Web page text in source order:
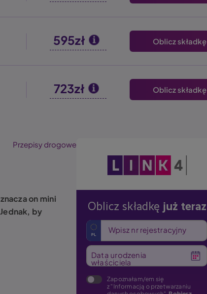
595zł Oblicz składkę
723zł Oblicz składkę
Przepisy drogowe
on mini
by
Obraz
Oblicz składkę już teraz
Wpisz nr rejestracyjny
Data urodzenia
właściciela
Zapoznałam/em się
z "Informacją o przetwarzaniu